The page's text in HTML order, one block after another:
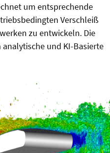
um entsprechende
Verschleiß
zu entwickeln. Die
und KI-Basierte